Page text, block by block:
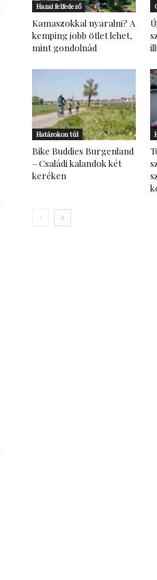
Hazai felfedező
Kamaszokkal nyaralni? A
kemping jobb ötlet lehet,
mint gondolnád
Határokon túl
Bike Buddies Burgenland
– Családi kalandok két
keréken